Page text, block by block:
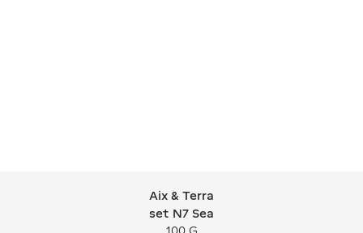
Aix & Terra set N7 Sea
Aix & Terra
set N7 Sea
100 G